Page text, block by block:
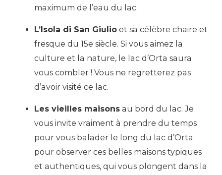
maximum de l’eau du lac.
L’Isola di San Giulio et sa célèbre chaire et
fresque du 15e siècle. Si vous aimez la
culture et la nature, le lac d’Orta saura
vous combler ! Vous ne regretterez pas
d’avoir visité ce lac.
Les vieilles maisons au bord du lac. Je
vous invite vraiment à prendre du temps
pour vous balader le long du lac d’Orta
pour observer ces belles maisons typiques
et authentiques, qui vous plongent dans la